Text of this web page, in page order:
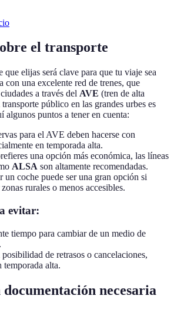
el transporte
elijas será clave para que tu viaje sea
con una excelente red de trenes, que
a través del AVE (tren de alta
público en las grandes urbes es
algunos puntos a tener en cuenta:
para el AVE deben hacerse con
en temporada alta.
una opción más económica, las líneas
ALSA son altamente recomendadas.
un coche puede ser una gran opción si
rurales o menos accesibles.
evitar:
tiempo para cambiar de un medio de
de retrasos o cancelaciones,
temporada alta.
necesaria